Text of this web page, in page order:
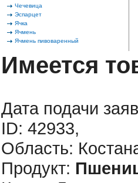
Чечевица
Эспарцет
Ячка
Ячмень
Ячмень пивоваренный
Имеется
Дата подачи
ID: 42933,
Область:
Продукт: